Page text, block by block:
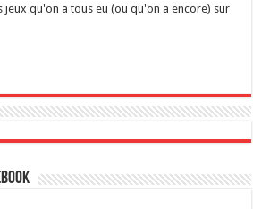
jeux qu'on a tous eu (ou qu'on a encore) sur